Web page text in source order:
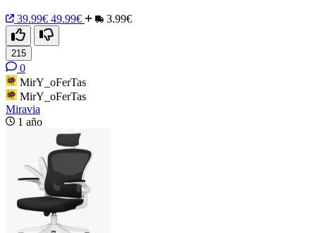
39.99€ 49.99€ 3.99€
215
0
MirY_oFerTas
MirY_oFerTas
Miravia
1 año